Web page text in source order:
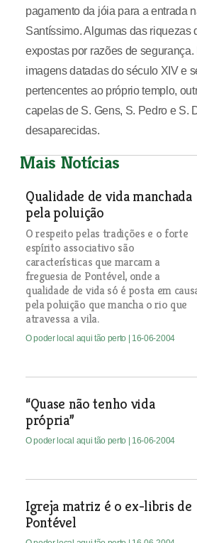
pagamento da jóia para a entrada
Santíssimo. Algumas das riquezas
expostas por razões de segurança.
imagens datadas do século XIV e
pertencentes ao próprio templo,
capelas de S. Gens, S. Pedro e S.
desaparecidas.
Mais Notícias
Qualidade de vida manchada
pela poluição
O respeito pelas tradições e o forte
espírito associativo são
características que marcam a
freguesia de Pontével, onde a
qualidade de vida só é posta em
pela poluição que mancha o rio que
atravessa a vila.
O poder local aqui tão perto | 16-06-2004
“Quase não tenho vida
própria”
O poder local aqui tão perto | 16-06-2004
Igreja matriz é o ex-libris de
Pontével